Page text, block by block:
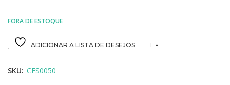
FORA DE ESTOQUE
ADICIONAR A LISTA DE DESEJOS =
SKU: CES0050